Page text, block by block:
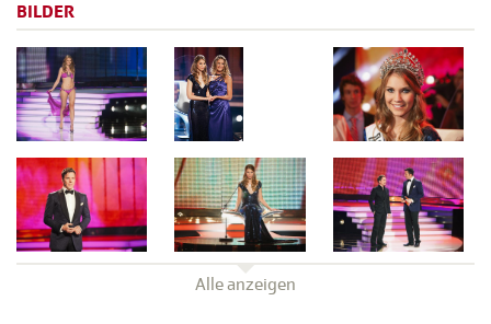
BILDER
Alle anzeigen